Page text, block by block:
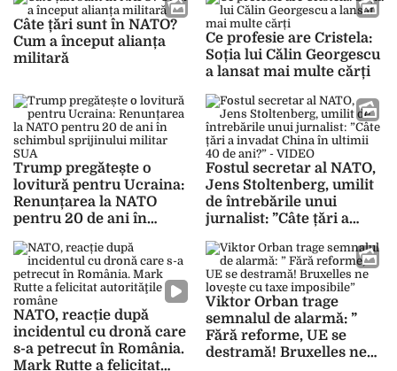
Câte țări sunt în NATO?
Cum a început alianța
militară
Ce profesie are Cristela:
Soția lui Călin Georgescu
a lansat mai multe cărți
Trump pregătește o
lovitură pentru Ucraina:
Renunțarea la NATO
pentru 20 de ani în
militar SUA
Fostul secretar al NATO,
Jens Stoltenberg, umilit
de întrebările unui
jurnalist: ”Câte țări a
40 de ani?” – VIDEO
NATO, reacție după
incidentul cu dronă care
s-a petrecut în România.
Mark Rutte a felicitat
Viktor Orban trage
semnalul de alarmă: ”
Fără reforme, UE se
destramă! Bruxelles ne